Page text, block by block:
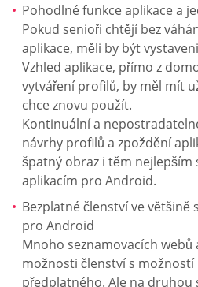
Pohodlné funkce aplikace a
Pokud senioři chtějí bez
aplikace, měli by být
Vzhled aplikace, přímo z
vytváření profilů, by měl mít
chce znovu použít.
Kontinuální a
návrhy profilů a zpoždění
špatný obraz i těm nejlepším
aplikacím pro Android.
Bezplatné členství ve většině
pro Android
Mnoho seznamovacích
možnosti členství s
předplatného. Ale na